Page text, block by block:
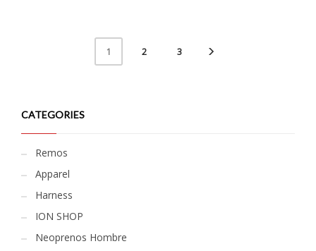
1 2 3
CATEGORIES
Remos
Apparel
Harness
ION SHOP
Neoprenos Hombre